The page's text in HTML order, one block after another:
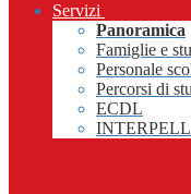
Servizi
Panoramica
Famiglie e
Personale
Percorsi di
ECDL